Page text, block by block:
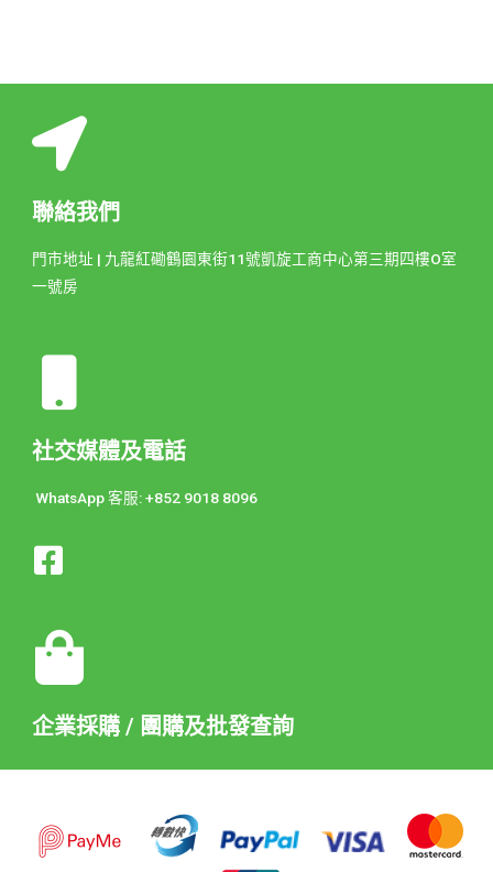
聯絡我們
門市地址 | 九龍紅磡鶴園東街11號凱旋工商中心第三期四樓O室
一號房
社交媒體及電話
WhatsApp 客服: +852 9018 8096
企業採購 / 團購及批發查詢